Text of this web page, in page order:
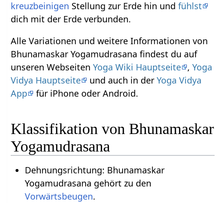
kreuzbeinigen Stellung zur Erde hin undfühlst
dich mit der Erde verbunden.
Alle Variationen und weitere Informationen von
Bhunamaskar Yogamudrasana findest du auf
unseren WebseitenYoga Wiki Hauptseite ,Yoga
Vidya Hauptseite
und auch in derYoga Vidya
App
für iPhone oder Android.
Klassifikation von Bhunamaskar
Yogamudrasana
Dehnungsrichtung: Bhunamaskar
Yogamudrasana gehört zu den
Vorwärtsbeugen.